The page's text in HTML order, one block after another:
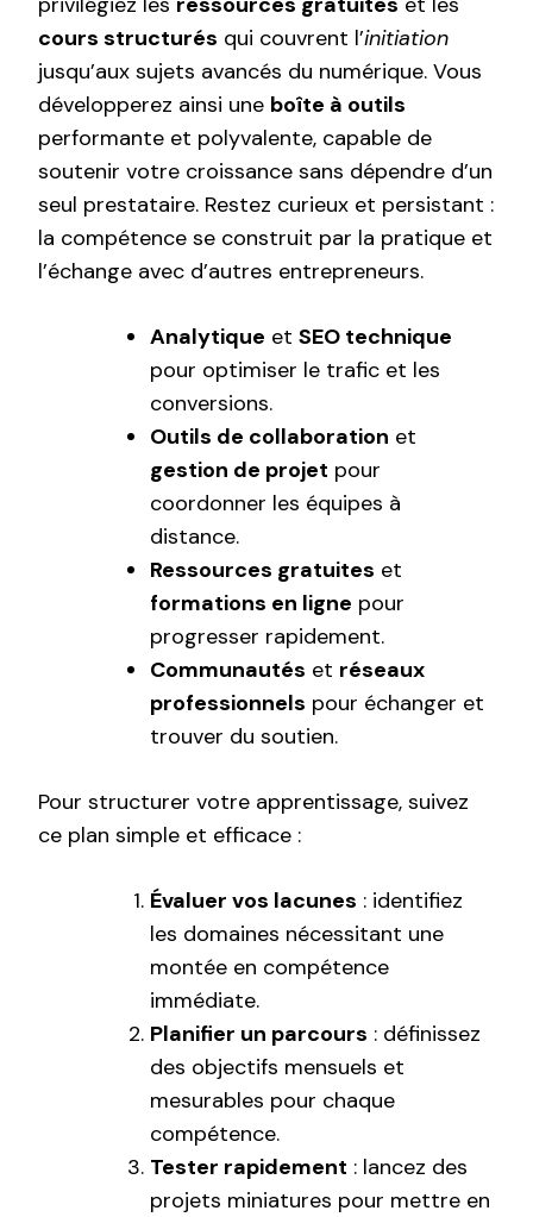
cours structurés qui couvrent l’initiation
jusqu’aux sujets avancés du numérique. Vous
développerez ainsi une boîte à outils
performante et polyvalente, capable de
soutenir votre croissance sans dépendre d’un
seul prestataire. Restez curieux et persistant :
la compétence se construit par la pratique et
l’échange avec d’autres entrepreneurs.
Analytique et SEO technique
pour optimiser le trafic et les
conversions.
Outils de collaboration et
gestion de projet pour
coordonner les équipes à
distance.
Ressources gratuites et
formations en ligne pour
progresser rapidement.
Communautés et réseaux
professionnels pour échanger et
trouver du soutien.
Pour structurer votre apprentissage, suivez
ce plan simple et efficace :
Évaluer vos lacunes : identifiez
les domaines nécessitant une
montée en compétence
immédiate.
Planifier un parcours : définissez
des objectifs mensuels et
mesurables pour chaque
compétence.
Tester rapidement : lancez des
projets miniatures pour mettre en